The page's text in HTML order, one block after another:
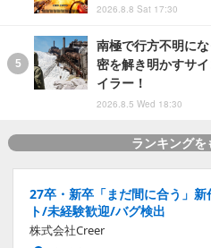
2026.8.8 Sat 17:30
南極で行方不明に
密を解き明かすサ
イラー！
2026.8.5 Wed 18:30
ランキングを
27卒・新卒「まだ間に合う」
ト/未経験歓迎/バグ検出
株式会社Creer